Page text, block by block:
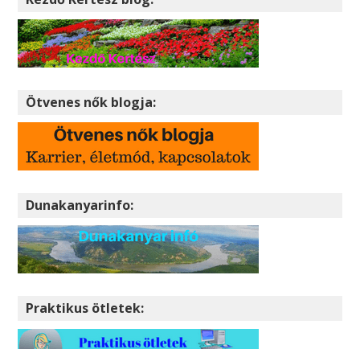
Ötvenes nők blogja:
Dunakanyarinfo:
Praktikus ötletek: